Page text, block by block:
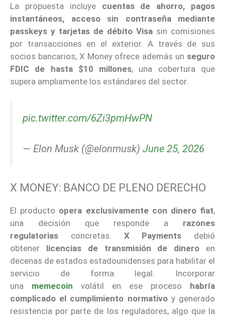
La propuesta incluye cuentas de ahorro, pagos
instantáneos, acceso sin contraseña mediante
passkeys y tarjetas de débito Visa sin comisiones
por transacciones en el exterior. A través de sus
socios bancarios, X Money ofrece además un seguro
FDIC de hasta $10 millones, una cobertura que
supera ampliamente los estándares del sector.
pic.twitter.com/6Zi3pmHwPN
— Elon Musk (@elonmusk) June 25, 2026
X MONEY: BANCO DE PLENO DERECHO
El producto opera exclusivamente con dinero fiat,
una decisión que responde a razones
regulatorias concretas. X Payments debió
obtener licencias de transmisión de dinero en
decenas de estados estadounidenses para habilitar el
servicio de forma legal. Incorporar
una memecoin volátil en ese proceso habría
complicado el cumplimiento normativoy generado
resistencia por parte de los reguladores, algo que la